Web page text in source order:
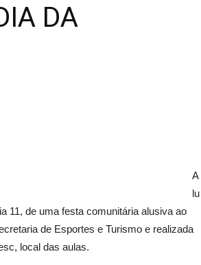
DA
A
lu
11, de uma festa comunitária alusiva ao
de Esportes e Turismo e realizada
local das aulas.